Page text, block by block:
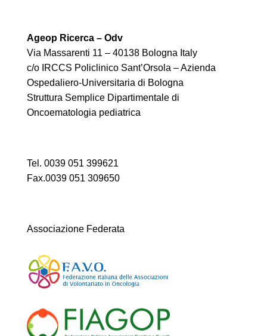
Ageop Ricerca – Odv
Via Massarenti 11 – 40138 Bologna Italy
c/o IRCCS Policlinico Sant’Orsola – Azienda
Ospedaliero-Universitaria di Bologna
Struttura Semplice Dipartimentale di
Oncoematologia pediatrica
Tel. 0039 051 399621
Fax.0039 051 309650
Associazione Federata